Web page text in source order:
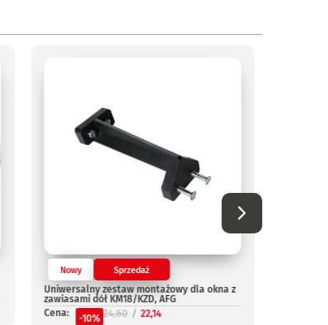
Nowy Sprzedaż
Uniwersalny zestaw montażowy dla okna z
zawiasami dół KM18/KZD, AFG
Cena:
-10% 24,60 22,14